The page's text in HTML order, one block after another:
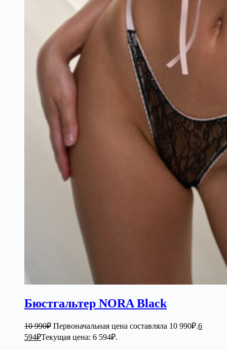
Бюстгальтер NORA Black
10 990₽ Первоначальная цена составляла 10 990₽.6
594₽Текущая цена: 6 594₽.